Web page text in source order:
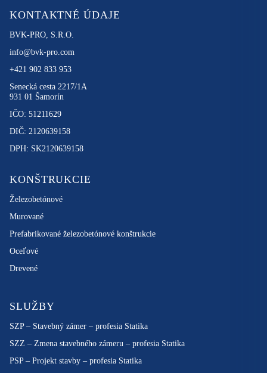
KONTAKTNÉ ÚDAJE
BVK-PRO, S.R.O.
info@bvk-pro.com
+421 902 833 953
Senecká cesta 2217/1A
931 01 Šamorín
IČO: 51211629
DIČ: 2120639158
DPH: SK2120639158
KONŠTRUKCIE
Železobetónové
Murované
Prefabrikované železobetónové konštrukcie
Oceľové
Drevené
SLUŽBY
SZP – Stavebný zámer – profesia Statika
SZZ – Zmena stavebného zámeru – profesia Statika
PSP – Projekt stavby – profesia Statika